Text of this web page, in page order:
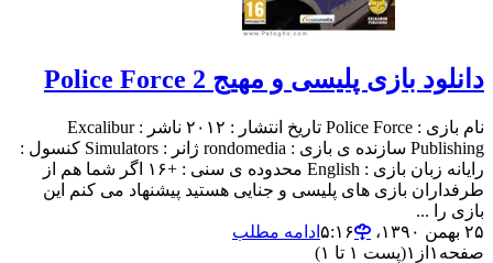
دانلود بازی پلیسی و مهیج 2 Police Force
نام بازی : Police Force تاریخ انتشار : ۲۰۱۲ ناشر : Excalibur
Publishing سازنده ی بازی : rondomedia ژانر : Simulators کنسول :
رایانه زبان بازی : English محدوده ی سنی : +۱۶ اگر شما هم از
طرفداران بازی های پلیسی و جنایی هستید پیشنهاد می کنم این
بازی را ...
۲۵ بهمن ۱۳۹۰،‏ ۵:۱۶
ادامه مطلب
صفحه ۱ از ۱(پست ۱ تا ۱)